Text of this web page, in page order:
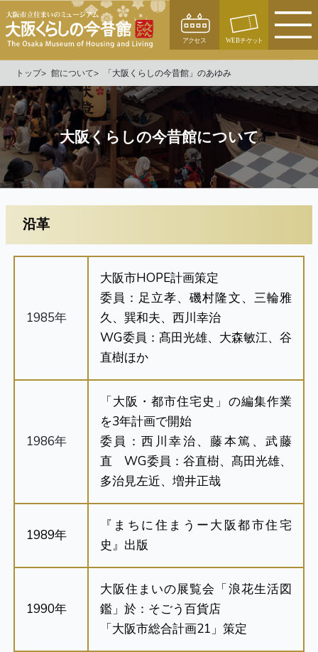
トップ 館について 「大阪くらしの今昔館」のあゆみ
大阪くらしの今昔館について
沿革
1985年
大阪市HOPE計画策定
委員：足立孝、磯村隆文、三輪雅
久、巽和夫、西川幸治
WG委員：髙田光雄、大森敏江、谷
直樹ほか
1986年
「大阪・都市住宅史」の編集作業
を3年計画で開始
委員：西川幸治、藤本篤、武藤
直 WG委員：谷直樹、髙田光雄、
多治見左近、増井正哉
1989年
『まちに住まうー大阪都市住宅
史』出版
1990年
大阪住まいの展覧会「浪花生活図
鑑」於：そごう百貨店
「大阪市総合計画21」策定